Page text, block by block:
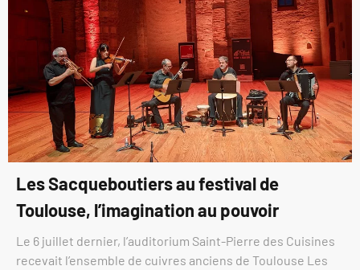
Les Sacqueboutiers au festival de
Toulouse, l’imagination au pouvoir
Le 6 juillet dernier, l’auditorium Saint-Pierre des Cuisines
recevait l’ensemble de cuivres anciens de Toulouse Les